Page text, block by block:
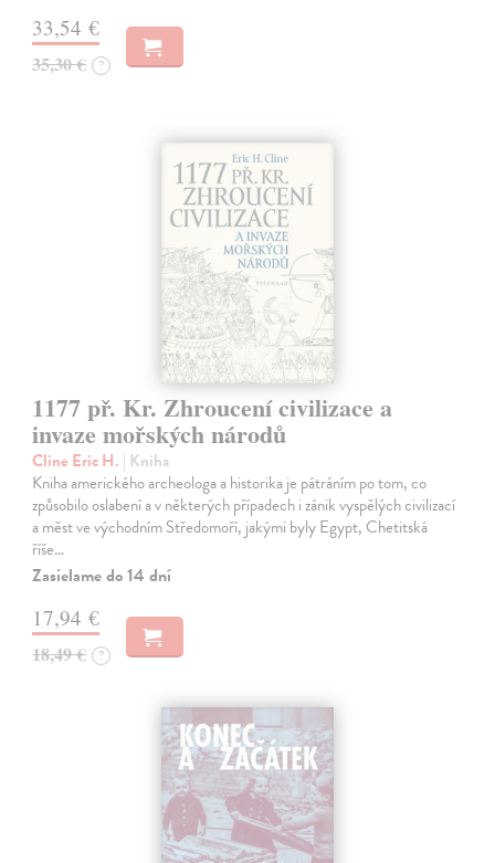
33,54 €
35,30 € ?
1177 př. Kr. Zhroucení civilizace a
invaze mořských národů
Cline Eric H. | Kniha
Kniha amerického archeologa a historika je pátráním po tom, co
způsobilo oslabení a v některých případech i zánik vyspělých civilizací
a měst ve východním Středomoří, jakými byly Egypt, Chetitská
říše…
Zasielame do 14 dní
17,94 €
18,49 € ?